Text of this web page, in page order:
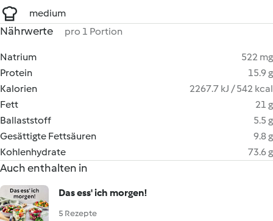
medium
Nährwerte pro 1 Portion
Natrium
522 mg
Protein
15.9 g
Kalorien
2267.7 kJ / 542 kcal
Fett
21 g
Ballaststoff
5.5 g
Gesättigte Fettsäuren
9.8 g
Kohlenhydrate
73.6 g
Auch enthalten in
Das ess' ich morgen!
5 Rezepte